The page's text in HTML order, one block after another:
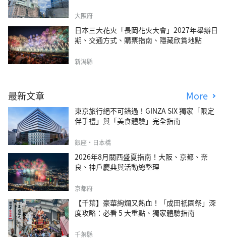
大阪府
日本三大花火「長岡花火大會」2027年舉辦日
期、交通方式、購票指南、隱藏欣賞地點
新潟縣
最新文章 More
東京旅行絕不可錯過！GINZA SIX 獨家「限定
伴手禮」與「美食體驗」完全指南
銀座・日本橋
2026年8月關西盛夏指南！大阪、京都、奈
良、神戶慶典與活動總整理
京都府
【千葉】豪華絢爛又熱血！「成田祇園祭」深
度攻略：必看 5 大重點、獨家體驗指南
千葉縣